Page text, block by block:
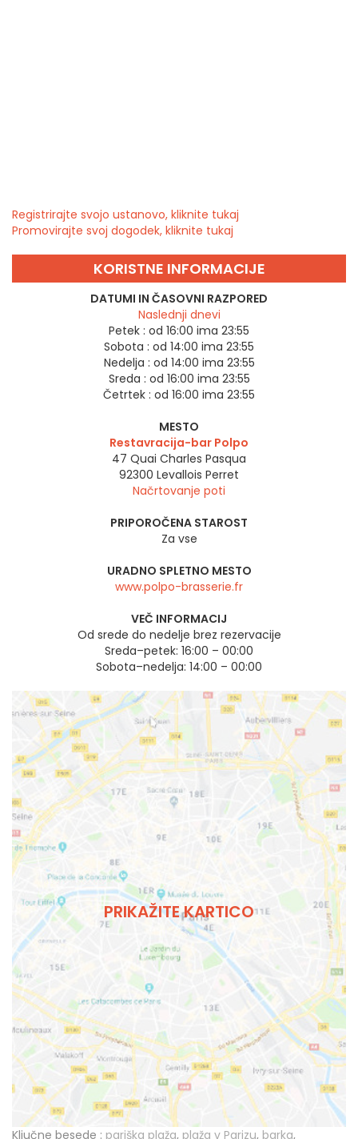
Registrirajte svojo ustanovo, kliknite tukaj
Promovirajte svoj dogodek, kliknite tukaj
KORISTNE INFORMACIJE
DATUMI IN ČASOVNI RAZPORED
Naslednji dnevi
Petek : od 16:00 ima 23:55
Sobota : od 14:00 ima 23:55
Nedelja : od 14:00 ima 23:55
Sreda : od 16:00 ima 23:55
Četrtek : od 16:00 ima 23:55
MESTO
Restavracija-bar Polpo
47 Quai Charles Pasqua
92300 Levallois Perret
Načrtovanje poti
PRIPOROČENA STAROST
Za vse
URADNO SPLETNO MESTO
www.polpo-brasserie.fr
VEČ INFORMACIJ
Od srede do nedelje brez rezervacije
Sreda–petek: 16:00 – 00:00
Sobota–nedelja: 14:00 – 00:00
PRIKAŽITE KARTICO
Ključne besede : pariška plaža, plaža v Parizu, barka,